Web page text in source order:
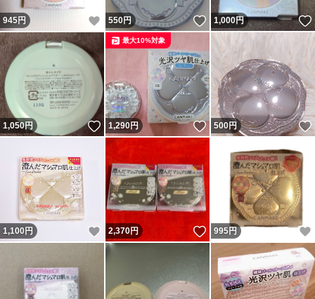
945円 いいね！
550円 いいね！
1,000円
1,050円 いいね！
1,290円 いいね！
最大10%対象
500円
1,100円 いいね！
2,370円 いいね！
995円